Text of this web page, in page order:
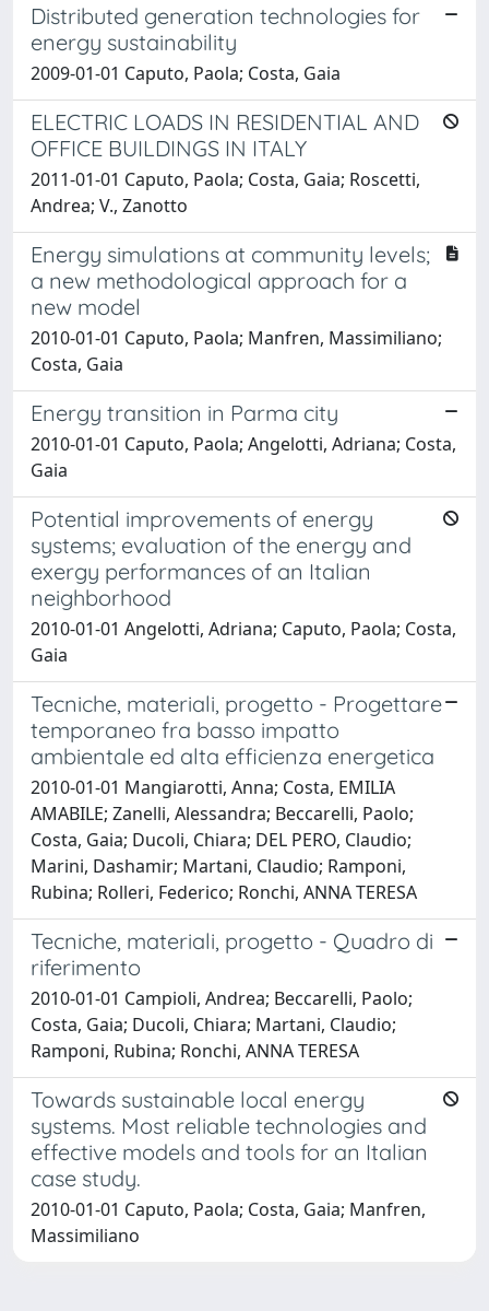
Distributed generation technologies for
energy sustainability
2009-01-01 Caputo, Paola; Costa, Gaia
ELECTRIC LOADS IN RESIDENTIAL AND
OFFICE BUILDINGS IN ITALY
2011-01-01 Caputo, Paola; Costa, Gaia; Roscetti,
Andrea; V., Zanotto
Energy simulations at community levels;
a new methodological approach for a
new model
2010-01-01 Caputo, Paola; Manfren, Massimiliano;
Costa, Gaia
Energy transition in Parma city
2010-01-01 Caputo, Paola; Angelotti, Adriana; Costa,
Gaia
Potential improvements of energy
systems; evaluation of the energy and
exergy performances of an Italian
neighborhood
2010-01-01 Angelotti, Adriana; Caputo, Paola; Costa,
Gaia
Tecniche, materiali, progetto - Progettare
temporaneo fra basso impatto
ambientale ed alta efficienza energetica
2010-01-01 Mangiarotti, Anna; Costa, EMILIA
AMABILE; Zanelli, Alessandra; Beccarelli, Paolo;
Costa, Gaia; Ducoli, Chiara; DEL PERO, Claudio;
Marini, Dashamir; Martani, Claudio; Ramponi,
Rubina; Rolleri, Federico; Ronchi, ANNA TERESA
Tecniche, materiali, progetto - Quadro di
riferimento
2010-01-01 Campioli, Andrea; Beccarelli, Paolo;
Costa, Gaia; Ducoli, Chiara; Martani, Claudio;
Ramponi, Rubina; Ronchi, ANNA TERESA
Towards sustainable local energy
systems. Most reliable technologies and
effective models and tools for an Italian
case study.
2010-01-01 Caputo, Paola; Costa, Gaia; Manfren,
Massimiliano